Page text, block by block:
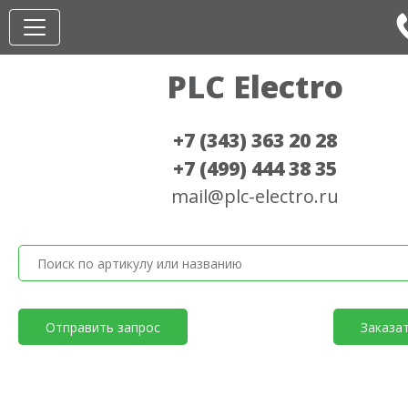
PLC Electro
+7 (343) 363 20 28
+7 (499) 444 38 35
mail@plc-electro.ru
Отправить запрос